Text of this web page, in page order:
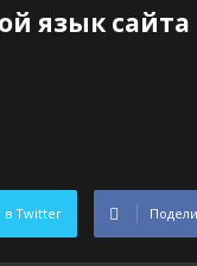
язык сайта
в Twitter